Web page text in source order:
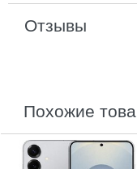
Отзывы
похожие